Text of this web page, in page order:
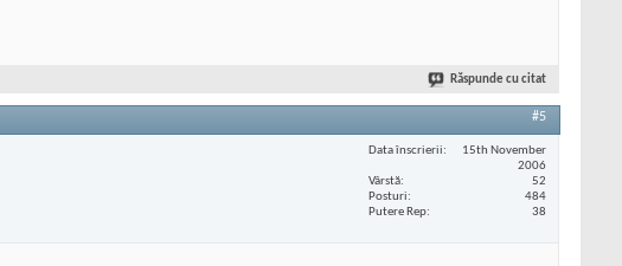
Răspunde cu citat
#5
Data înscrierii
15th November
2006
Vârstă
52
Posturi
484
Putere Rep
38